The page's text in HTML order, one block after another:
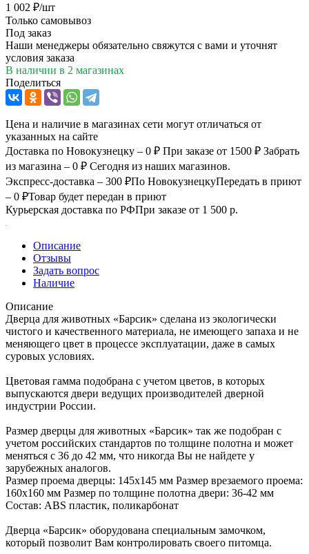
1 002 ₽/шт
Только самовывоз
Под заказ
Наши менеджеры обязательно свяжутся с вами и уточнят
условия заказа
В наличии в 2 магазинах
Поделиться
Цена и наличие в магазинах сети могут отличаться от
указанных на сайте
Доставка по Новокузнецку – 0 ₽ При заказе от 1500 ₽ Забрать
из магазина – 0 ₽ Сегодня из наших магазинов.
Экспресс-доставка – 300 ₽По НовокузнецкуПередать в приют
– 0 ₽Товар будет передан в приют
Курьерская доставка по РФПри заказе от 1 500 р.
Описание
Отзывы
Задать вопрос
Наличие
Описание
Дверца для животных «Барсик» сделана из экологически
чистого и качественного материала, не имеющего запаха и не
меняющего цвет в процессе эксплуатации, даже в самых
суровых условиях.
Цветовая гамма подобрана с учетом цветов, в которых
выпускаются двери ведущих производителей дверной
индустрии России.
Размер дверцы для животных «Барсик» так же подобран с
учетом российских стандартов по толщине полотна и может
меняться с 36 до 42 мм, что никогда Вы не найдете у
зарубежных аналогов.
Размер проема дверцы: 145х145 мм Размер врезаемого проема:
160х160 мм Размер по толщине полотна двери: 36-42 мм
Состав: ABS пластик, поликарбонат
Дверца «Барсик» оборудована специальным замочком,
который позволит Вам контролировать своего питомца.